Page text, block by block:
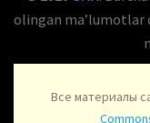
olingan maʼlumotlar
Все материалы